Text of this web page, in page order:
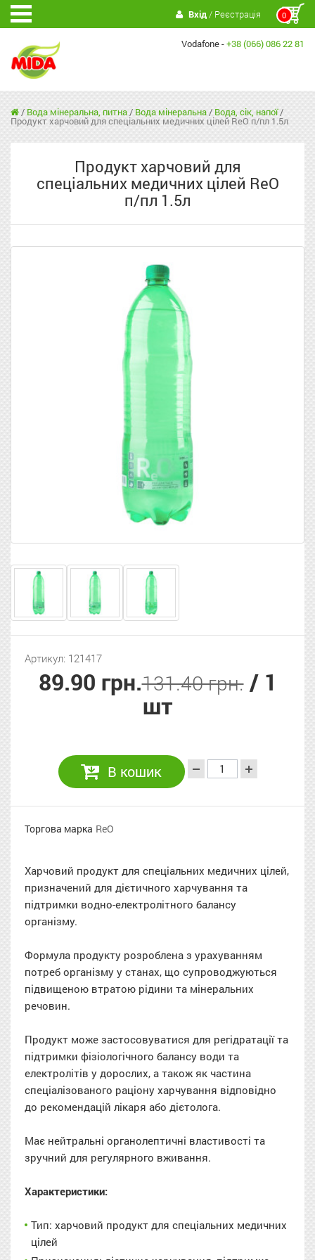
0
Вхід/ Реєстрація
Vodafone -+38 (066) 086 22 81
/ Вода мінеральна, питна/ Вода мінеральна/ Вода, сік, напої/
Продукт харчовий для спеціальних медичних цілей ReO п/пл 1.5л
Продукт харчовий для
спеціальних медичних цілей ReO
п/пл 1.5л
Артикул: 121417
89.90 грн.131.40 грн./ 1
шт
В кошик
Торгова марка ReO
Харчовий продукт для спеціальних медичних цілей,
призначений для дієтичного харчування та
підтримки водно-електролітного балансу
організму.
Формула продукту розроблена з урахуванням
потреб організму у станах, що супроводжуються
підвищеною втратою рідини та мінеральних
речовин.
Продукт може застосовуватися для регідратації та
підтримки фізіологічного балансу води та
електролітів у дорослих, а також як частина
спеціалізованого раціону харчування відповідно
до рекомендацій лікаря або дієтолога.
Має нейтральні органолептичні властивості та
зручний для регулярного вживання.
Характеристики:
Тип: харчовий продукт для спеціальних медичних
цілей